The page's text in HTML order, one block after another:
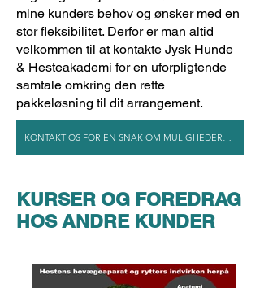
mine kunders behov og ønsker med en
stor fleksibilitet. Derfor er man altid
velkommen til at kontakte Jysk Hunde
& Hesteakademi for en uforpligtende
samtale omkring den rette
pakkeløsning til dit arrangement.
KONTAKT OS FOR EN SNAK OM MULIGHEDERNE
KURSER OG FOREDRAG
HOS ANDRE KUNDER